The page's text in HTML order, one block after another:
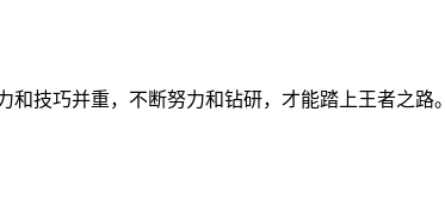
技巧并重，不断努力和钻研，才能踏上王者之路。